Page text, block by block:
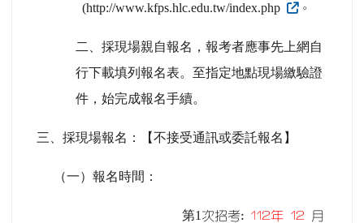
(http://www.kfps.hlc.edu.tw/index.php
。
二、採現場親自報名，報考者應事先上網自
行下載填列報名表。至指定地點現場繳驗證
件，始完成報名手續。
三、採現場報名：【不接受通訊或委託報名】
（一）報名時間：
第1 次招考: 112年 12
月